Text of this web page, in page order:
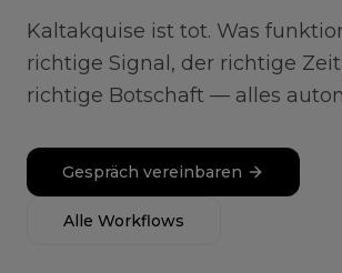
Kaltakquise ist tot. Was
richtige Signal, der richtige
richtige Botschaft — alles
Gespräch vereinbaren
Alle Workflows